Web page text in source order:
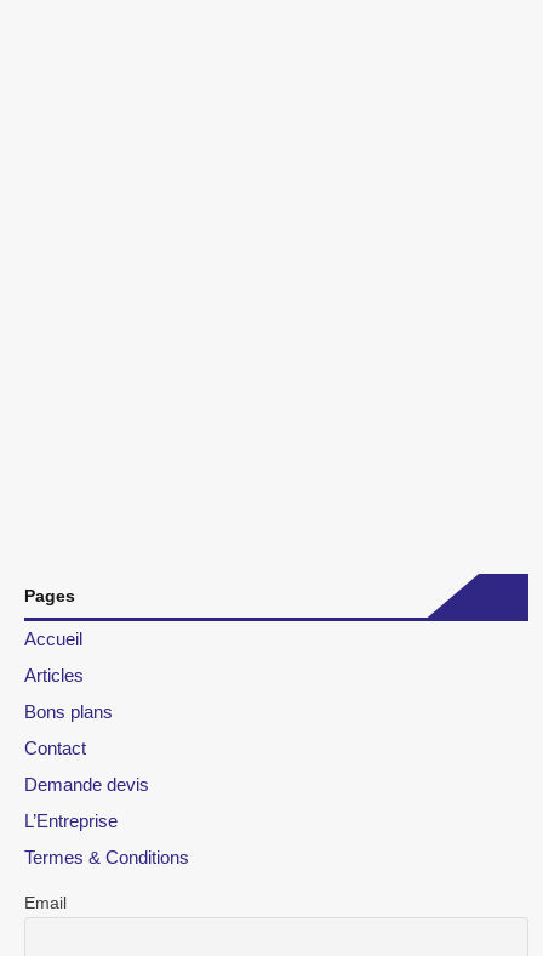
Pages
Accueil
Articles
Bons plans
Contact
Demande devis
L’Entreprise
Termes & Conditions
Email